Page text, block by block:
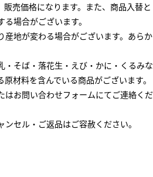
売価格になります。また、商品入替と
場合がございます。
地が変わる場合がございます。あらか
そば・落花生・えび・かに・くるみな
材料を含んでいる商品がございます。
はお問い合わせフォームにてご連絡くだ
セル・ご返品はご容赦ください。